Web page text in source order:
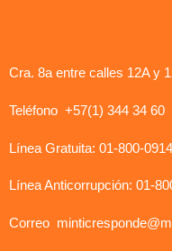
Cra. 8a entre calles 12A y
Teléfono +57(1) 344 34 60
Línea Gratuita: 01-800-
Línea Anticorrupción: 01-
Correo